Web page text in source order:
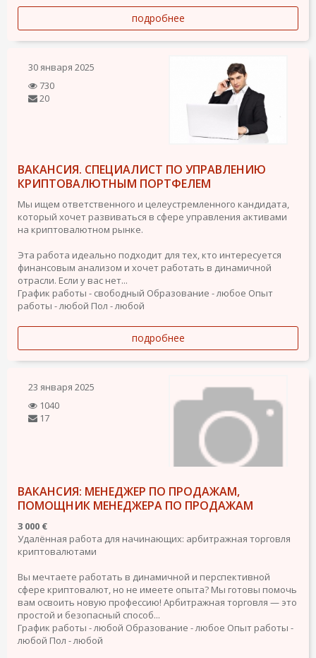
подробнее
30 января 2025
730
20
ВАКАНСИЯ. СПЕЦИАЛИСТ ПО УПРАВЛЕНИЮ
КРИПТОВАЛЮТНЫМ ПОРТФЕЛЕМ
Мы ищем ответственного и целеустремленного кандидата,
который хочет развиваться в сфере управления активами
на криптовалютном рынке.
Эта работа идеально подходит для тех, кто интересуется
финансовым анализом и хочет работать в динамичной
отрасли. Если у вас нет...
График работы - свободный Образование - любое Опыт
работы - любой Пол - любой
подробнее
23 января 2025
1040
17
ВАКАНСИЯ: МЕНЕДЖЕР ПО ПРОДАЖАМ,
ПОМОЩНИК МЕНЕДЖЕРА ПО ПРОДАЖАМ
3 000 €
Удалённая работа для начинающих: арбитражная торговля
криптовалютами
Вы мечтаете работать в динамичной и перспективной
сфере криптовалют, но не имеете опыта? Мы готовы помочь
вам освоить новую профессию! Арбитражная торговля — это
простой и безопасный способ...
График работы - любой Образование - любое Опыт работы -
любой Пол - любой